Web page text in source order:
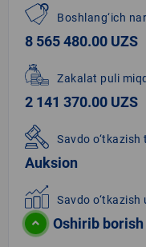
Boshlang‘ich
8 565 480.00 UZS
Zakalat puli
2 141 370.00 UZS
Savdo o‘tkazish
Auksion
Savdo o‘tkazish
Oshirib borish